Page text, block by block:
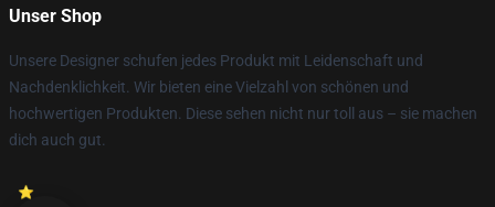
Unser Shop
Unsere Designer schufen jedes Produkt mit Leidenschaft und
Nachdenklichkeit. Wir bieten eine Vielzahl von schönen und
hochwertigen Produkten. Diese sehen nicht nur toll aus – sie machen
dich auch gut.